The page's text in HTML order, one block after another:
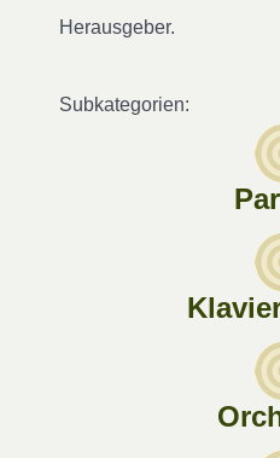
Herausgeber.
Subkategorien: